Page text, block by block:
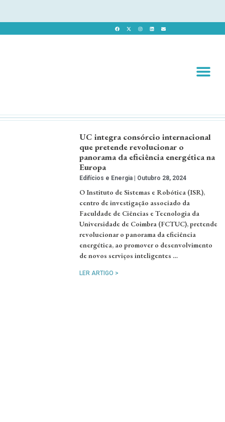
UC integra consórcio internacional
que pretende revolucionar o
panorama da eficiência energética na
Europa
Edifícios e Energia Outubro 28, 2024
O Instituto de Sistemas e Robótica (ISR),
centro de investigação associado da
Faculdade de Ciências e Tecnologia da
Universidade de Coimbra (FCTUC), pretende
revolucionar o panorama da eficiência
energética, ao promover o desenvolvimento
de novos serviços inteligentes …
LER ARTIGO >